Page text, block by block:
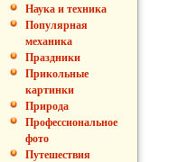
Наука и техника
Популярная
механика
Праздники
Прикольные
картинки
Природа
Профессиональное
фото
Путешествия